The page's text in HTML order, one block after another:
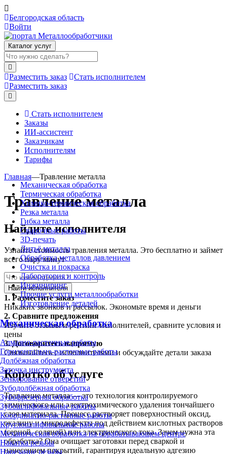
Белгородская область
Войти
Каталог услуг
Разместить заказ
Стать исполнителем
Разместить заказ
Стать исполнителем
Заказы
ИИ-ассистент
Заказчикам
Исполнителям
Тарифы
Механическая обработка
Термическая обработка
Химико-термическая обработка
Резка металла
Гибка металла
Сварочные работы
3D-печать
Литьё металла
Обработка металлов давлением
Очистка и покраска
Лаборатория и контроль
Инжиниринг
Прочие услуги металлообработки
Изготовление деталей
Механическая обработка
Алмазно-расточные работы
Горизонтально-расточные работы
Долбёжная обработка
Заточка инструмента
Зенкерование отверстий
Зубодолбёжная обработка
Зубофрезерная обработка
Зубошлифовальные работы
Координатно-расточные работы
Круглошлифовальные работы
Механическая обработка на обрабатывающем центре
Накатка резьбы
Нарезание резьбы
Главная—Травление металла
Травление металла
Найдите исполнителя
Узнайте стоимость травления металла. Это бесплатно и займет
всего пару минут
Найти исполнителя
1. Разместите заказ
Никаких звонков и рассылок. Экономьте время и деньги
2. Сравните предложения
Изучите отзывы и рейтинг исполнителей, сравните условия и
цены
3.Договоритесь напрямую
Связывайтесь с исполнителями и обсуждайте детали заказа
Коротко об услуге
Травление металла — это технология контролируемого
химического или электрохимического удаления тончайшего
слоя материала. Процесс растворяет поверхностный оксид,
окалину и микродефекты под действием кислотных растворов
(серной, соляной) или электрического тока. Зачем нужна эта
обработка? Она очищает заготовки перед сваркой и
нанесением покрытий, гарантируя идеальную адгезию